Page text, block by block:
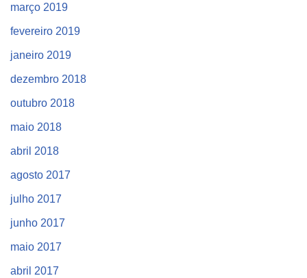
março 2019
fevereiro 2019
janeiro 2019
dezembro 2018
outubro 2018
maio 2018
abril 2018
agosto 2017
julho 2017
junho 2017
maio 2017
abril 2017